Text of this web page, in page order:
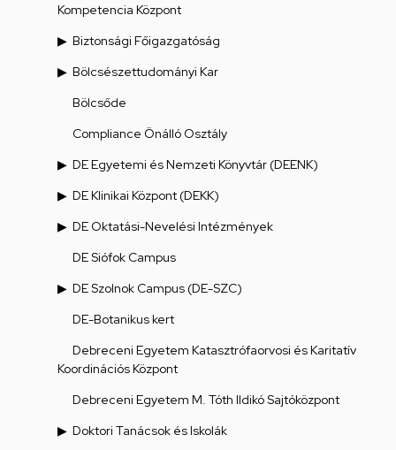
Kompetencia Központ
Biztonsági Főigazgatóság
Bölcsészettudományi Kar
Bölcsőde
Compliance Önálló Osztály
DE Egyetemi és Nemzeti Könyvtár (DEENK)
DE Klinikai Központ (DEKK)
DE Oktatási-Nevelési Intézmények
DE Siófok Campus
DE Szolnok Campus (DE-SZC)
DE-Botanikus kert
Debreceni Egyetem Katasztrófaorvosi és Karitatív
Koordinációs Központ
Debreceni Egyetem M. Tóth Ildikó Sajtóközpont
Doktori Tanácsok és Iskolák